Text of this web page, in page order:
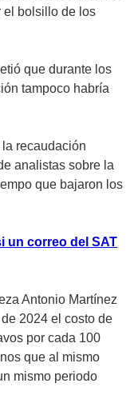
el bolsillo de los
que durante los
tampoco habría
recaudación
analistas sobre la
que bajaron los
un correo del SAT
Antonio Martínez
2024 el costo de
por cada 100
que al mismo
mismo periodo